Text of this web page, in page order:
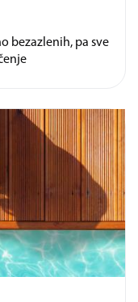
bezazlenih, pa sve